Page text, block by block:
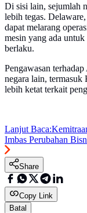
Di sisi lain, sejumlah
lebih tegas.
dapat melarang
mesin yang ada
berlaku.
Pengawasan
negara lain, termasuk
lebih ketat terkait
Lanjut Baca:
Imbas Perubahan
Share
Copy Link
Batal